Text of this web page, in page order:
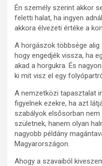
Én személy szerint akkor
feletti halat, ha ingyen
akkora élvezeti értéke a
A horgászok többsége alig
hogy engedjék vissza, ha
akad a horgukra. És
ki mit visz el egy
A nemzetközi tapasztalat
figyelnek ezekre, ha azt
szabályok elsősorban
születnek, hanem olyan
nagyobb példány
Magyarországon.
Ahogy a szavaiból